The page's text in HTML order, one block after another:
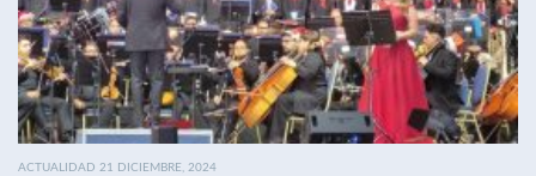
ACTUALIDAD 21 DICIEMBRE, 2024